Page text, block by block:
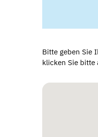
Bitte geben Sie
klicken Sie bitte